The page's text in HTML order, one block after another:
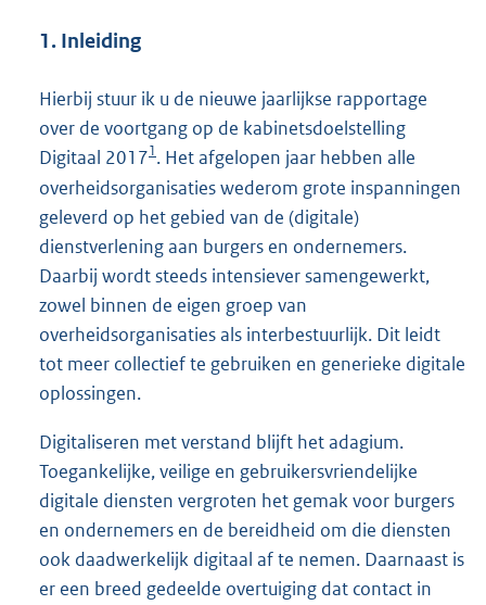
1. Inleiding
Hierbij stuur ik u de nieuwe jaarlijkse rapportage
over de voortgang op de kabinetsdoelstelling
Digitaal 20171. Het afgelopen jaar hebben alle
overheidsorganisaties wederom grote inspanningen
geleverd op het gebied van de (digitale)
dienstverlening aan burgers en ondernemers.
Daarbij wordt steeds intensiever samengewerkt,
zowel binnen de eigen groep van
overheidsorganisaties als interbestuurlijk. Dit leidt
tot meer collectief te gebruiken en generieke digitale
oplossingen.
Digitaliseren met verstand blijft het adagium.
Toegankelijke, veilige en gebruikersvriendelijke
digitale diensten vergroten het gemak voor burgers
en ondernemers en de bereidheid om die diensten
ook daadwerkelijk digitaal af te nemen. Daarnaast is
er een breed gedeelde overtuiging dat contact in